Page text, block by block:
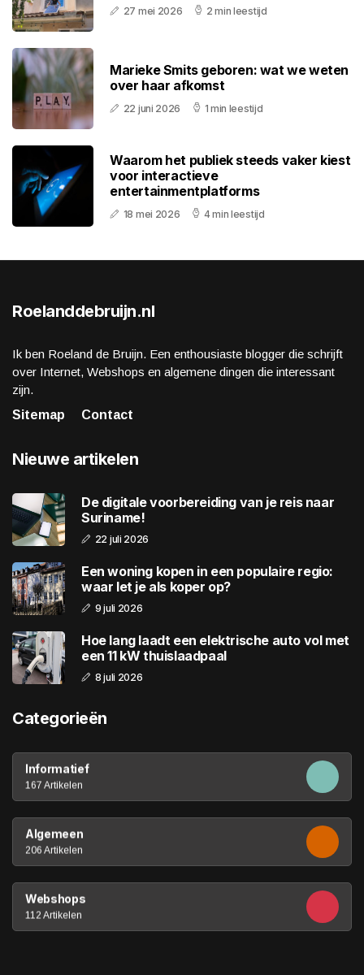
27 mei 2026 2 min leestijd
Marieke Smits geboren: wat we weten
over haar afkomst
22 juni 2026 1 min leestijd
Waarom het publiek steeds vaker kiest
voor interactieve
entertainmentplatforms
18 mei 2026 4 min leestijd
Roelanddebruijn.nl
Ik ben Roeland de Bruijn. Een enthousiaste blogger die schrijft
over Internet, Webshops en algemene dingen die interessant
zijn.
Sitemap
Contact
Nieuwe artikelen
De digitale voorbereiding van je reis naar
Suriname!
22 juli 2026
Een woning kopen in een populaire regio:
waar let je als koper op?
9 juli 2026
Hoe lang laadt een elektrische auto vol met
een 11 kW thuislaadpaal
8 juli 2026
Categorieën
Informatief
167 Artikelen
Algemeen
206 Artikelen
Webshops
112 Artikelen